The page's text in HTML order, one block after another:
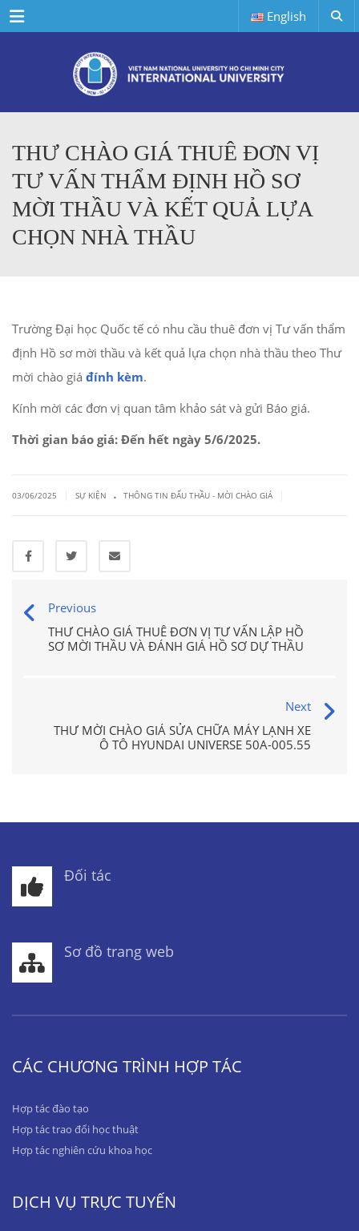
Menu English
THƯ CHÀO GIÁ THUÊ ĐƠN VỊ
TƯ VẤN THẨM ĐỊNH HỒ SƠ
MỜI THẦU VÀ KẾT QUẢ LỰA
CHỌN NHÀ THẦU
Trường Đại học Quốc tế có nhu cầu thuê đơn vị Tư vấn thẩm
định Hồ sơ mời thầu và kết quả lựa chọn nhà thầu theo Thư
mời chào giá đính kèm.
Kính mời các đơn vị quan tâm khảo sát và gửi Báo giá.
Thời gian báo giá: Đến hết ngày 5/6/2025.
03/06/2025 SỰ KIỆN . THÔNG TIN ĐẤU THẦU - MỜI CHÀO GIÁ
Previous
THƯ CHÀO GIÁ THUÊ ĐƠN VỊ TƯ VẤN LẬP HỒ
SƠ MỜI THẦU VÀ ĐÁNH GIÁ HỒ SƠ DỰ THẦU
Next
THƯ MỜI CHÀO GIÁ SỬA CHỮA MÁY LẠNH XE
Ô TÔ HYUNDAI UNIVERSE 50A-005.55
Đối tác
Sơ đồ trang web
CÁC CHƯƠNG TRÌNH HỢP TÁC
Hợp tác đào tạo
Hợp tác trao đổi học thuật
Hợp tác nghiên cứu khoa học
DỊCH VỤ TRỰC TUYẾN